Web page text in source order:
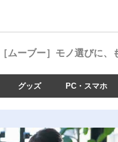
［ムーブー］ モノ選びに、
グッズ PC・スマホ